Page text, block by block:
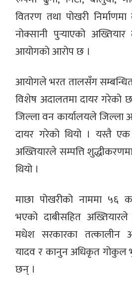
वितरण तथा पोखरी
नोक्सानी पुर्‍याएको
आयोगको आरोप छ ।
आयोगले भरत तालसँग सम्बन्धित
विशेष अदालतमा दायर गरेको
जिल्ला वन कार्यालयले जिल्ला
दायर गरेको थियो । यस्तै एक
अख्तियारले सम्पत्ति
थियो ।
माछा पोखरीको नाममा ५६
भएको दाबीसहित अख्तियारले
मधेश सरकारका तत्कालीन
यादव र कानुन अधिकृत
छन् ।